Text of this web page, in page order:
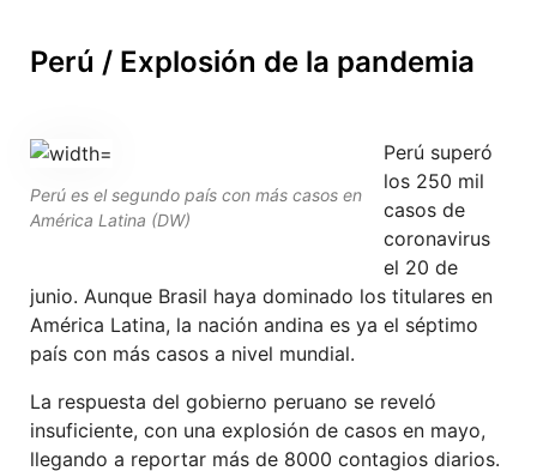
Perú / Explosión de la pandemia
Perú es el segundo país con más casos en
América Latina (DW)
Perú superó
los 250 mil
casos de
coronavirus
el 20 de
junio. Aunque Brasil haya dominado los titulares en
América Latina, la nación andina es ya el séptimo
país con más casos a nivel mundial.
La respuesta del gobierno peruano se reveló
insuficiente, con una explosión de casos en mayo,
llegando a reportar más de 8000 contagios diarios.